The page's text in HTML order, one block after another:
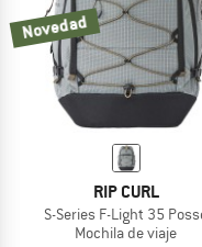
Novedad
RIP CURL
S-Series F-Light 35
Mochila de viaje